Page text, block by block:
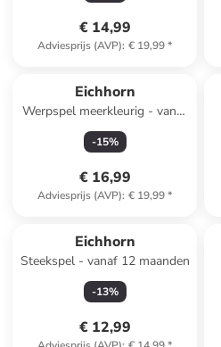
€ 14,99
Adviesprijs (AVP): € 19,99*
Eichhorn
Werpspel meerkleurig - vanaf
3 jaar
-15%
€ 16,99
Adviesprijs (AVP): € 19,99*
Eichhorn
Steekspel - vanaf 12 maanden
-13%
€ 12,99